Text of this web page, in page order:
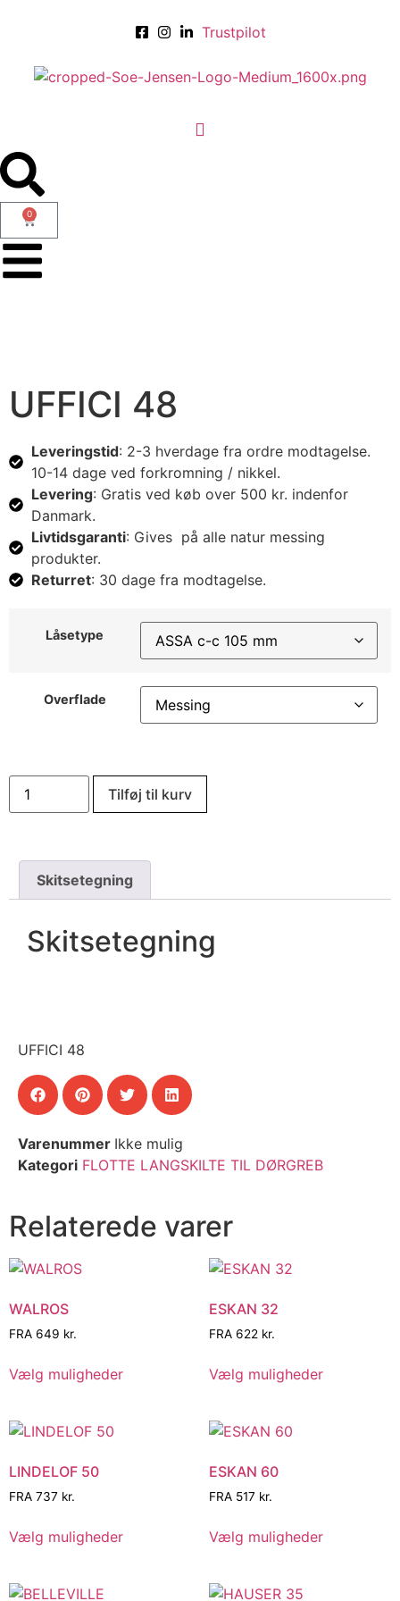
Trustpilot
0
UFFICI 48
Leveringstid: 2-3 hverdage fra ordre modtagelse.
10-14 dage ved forkromning / nikkel.
Levering: Gratis ved køb over 500 kr. indenfor
Danmark.
Livtidsgaranti: Gives på alle natur messing
produkter.
Returret: 30 dage fra modtagelse.
Låsetype
Overflade
Tilføj til kurv
Skitsetegning
Skitsetegning
UFFICI 48
Varenummer Ikke mulig
Kategori FLOTTE LANGSKILTE TIL DØRGREB
Relaterede varer
WALROS
FRA 649 kr.
Vælg muligheder
ESKAN 32
FRA 622 kr.
Vælg muligheder
LINDELOF 50
FRA 737 kr.
Vælg muligheder
ESKAN 60
FRA 517 kr.
Vælg muligheder